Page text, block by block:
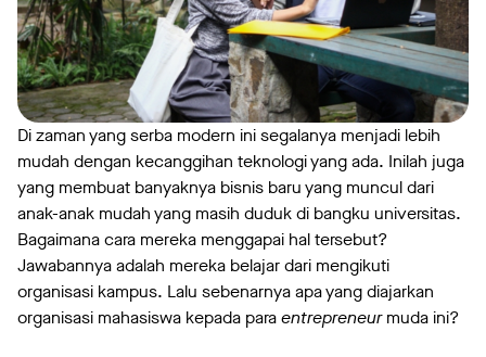
Di zaman yang serba modern ini segalanya menjadi lebih
mudah dengan kecanggihan teknologi yang ada. Inilah juga
yang membuat banyaknya bisnis baru yang muncul dari
anak-anak mudah yang masih duduk di bangku universitas.
Bagaimana cara mereka menggapai hal tersebut?
Jawabannya adalah mereka belajar dari mengikuti
organisasi kampus. Lalu sebenarnya apa yang diajarkan
organisasi mahasiswa kepada paraentrepreneurmuda ini?